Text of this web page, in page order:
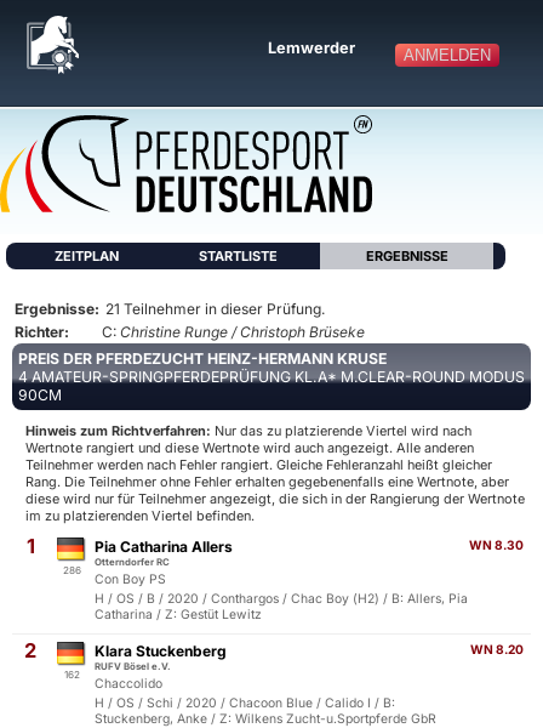
ANMELDEN
Lemwerder
ZEITPLAN STARTLISTE ERGEBNISSE
Ergebnisse: 21 Teilnehmer in dieser Prüfung.
Richter:
C: Christine Runge / Christoph Brüseke
PREIS DER PFERDEZUCHT HEINZ-HERMANN KRUSE
4 AMATEUR-SPRINGPFERDEPRÜFUNG KL.A* M.CLEAR-ROUND MODUS
90CM
Hinweis zum Richtverfahren: Nur das zu platzierende Viertel wird nach
Wertnote rangiert und diese Wertnote wird auch angezeigt. Alle anderen
Teilnehmer werden nach Fehler rangiert. Gleiche Fehleranzahl heißt gleicher
Rang. Die Teilnehmer ohne Fehler erhalten gegebenenfalls eine Wertnote, aber
diese wird nur für Teilnehmer angezeigt, die sich in der Rangierung der Wertnote
im zu platzierenden Viertel befinden.
1
286
WN 8.30
Pia Catharina Allers
Otterndorfer RC
Con Boy PS
H / OS / B / 2020 / Conthargos / Chac Boy (H2) / B: Allers, Pia
Catharina / Z: Gestüt Lewitz
2
162
WN 8.20
Klara Stuckenberg
RUFV Bösel e.V.
Chaccolido
H / OS / Schi / 2020 / Chacoon Blue / Calido I / B:
Stuckenberg, Anke / Z: Wilkens Zucht-u.Sportpferde GbR